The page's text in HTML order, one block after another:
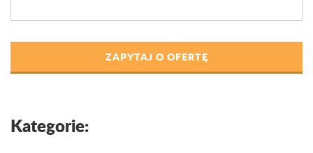
ZAPYTAJ O OFERTĘ
Kategorie: